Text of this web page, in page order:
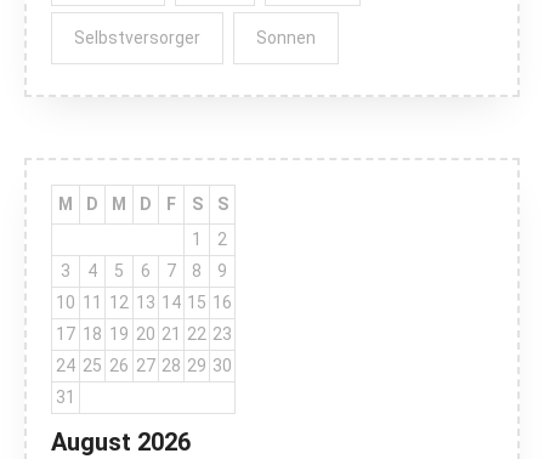
Selbstversorger Sonnen
August 2026
M D M D F S
S
1
2
3
4 5 6 7 8
9
10 11 12 13 14 15 16
17 18 19 20 21 22 23
24 25 26 27 28 29 30
31